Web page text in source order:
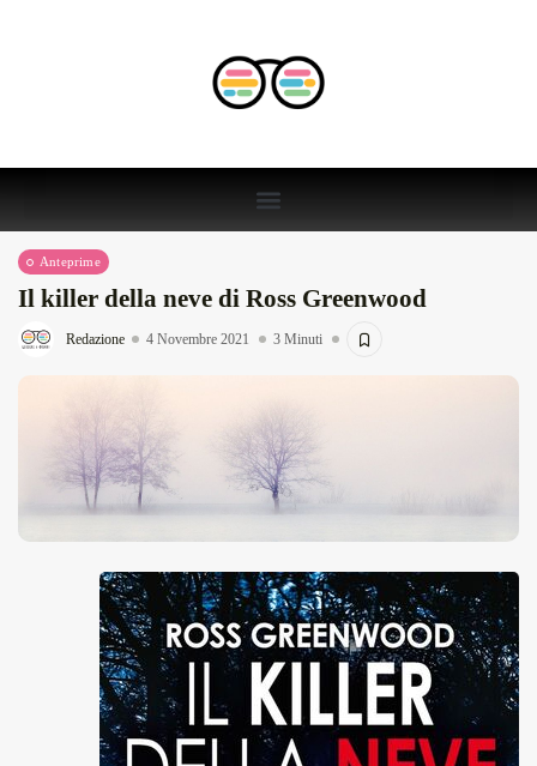
Anteprime
Il killer della neve di Ross Greenwood
Redazione 4 Novembre 2021 3 Minuti